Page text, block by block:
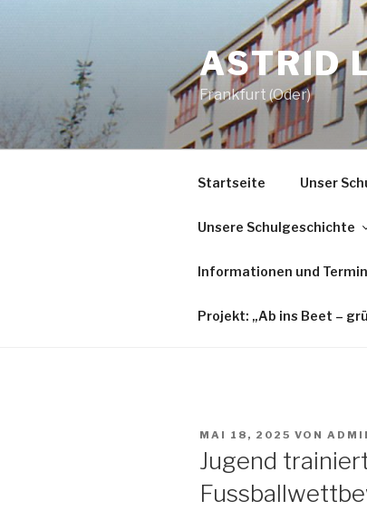
ASTRID
Frankfurt (Oder)
Startseite Unser
Unsere Schulgeschichte
Informationen und
Projekt: „Ab ins Beet –
VERÖFFENTLICHT
MAI 18, 2025 VON
Jugend